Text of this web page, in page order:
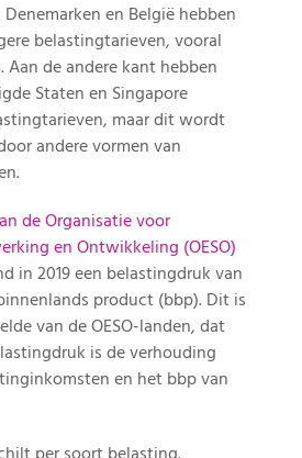
en België hebben
belastingtarieven, vooral
de andere kant hebben
Staten en Singapore
maar dit wordt
andere vormen van
de Organisatie voor
en Ontwikkeling (OESO)
in 2019 een belastingdruk van
product (bbp). Dit is
van de OESO-landen, dat
is de verhouding
en het bbp van